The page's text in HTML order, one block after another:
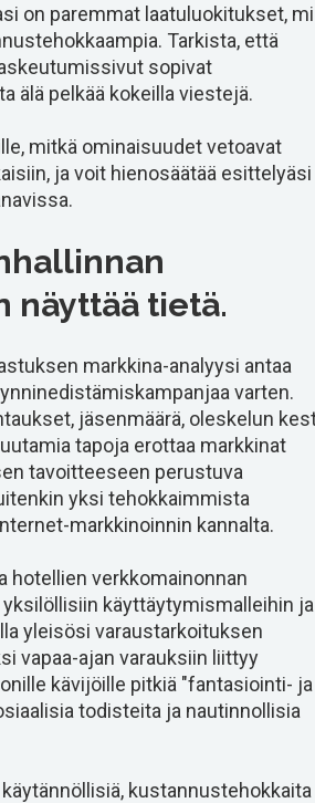
on paremmat laatuluokitukset,
Tarkista, että
sopivat
älä pelkää kokeilla viestejä.
mitkä ominaisuudet vetoavat
ja voit hienosäätää esittelyäsi
näyttää tietä.
markkina-analyysi antaa
varten.
jäsenmäärä, oleskelun
tapoja erottaa markkinat
tavoitteeseen perustuva
yksi tehokkaimmista
markkinoinnin kannalta.
hotellien verkkomainonnan
käyttäytymismalleihin ja
yleisösi varaustarkoituksen
vapaa-ajan varauksiin liittyy
kävijöille pitkiä "fantasiointi- ja
todisteita ja nautinnollisia
kustannustehokkaita